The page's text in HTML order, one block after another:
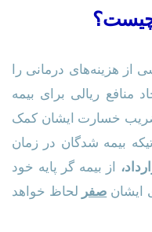
چیست؟
از هزینه‌های درمانی را
منافع ریالی برای بیمه
خسارت ایشان کمک
بیمه شدگان در زمان
از بیمه گر پایه خود
ایشان صفر لحاظ خواهد